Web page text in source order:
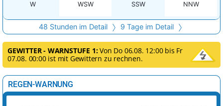
W
WSW
SSW
NNW
48 Stunden im Detail 9 Tage im Detail
GEWITTER - WARNSTUFE 1:Von Do 06.08. 12:00 bis Fr
07.08. 00:00 ist mit Gewittern zu rechnen.
REGEN-WARNUNG